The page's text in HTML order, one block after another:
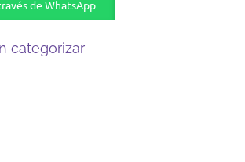
de WhatsApp
categorizar